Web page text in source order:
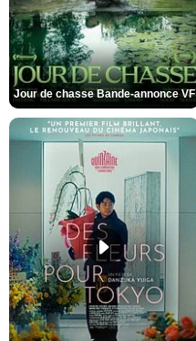
Jour de chasse Bande-annonce VF